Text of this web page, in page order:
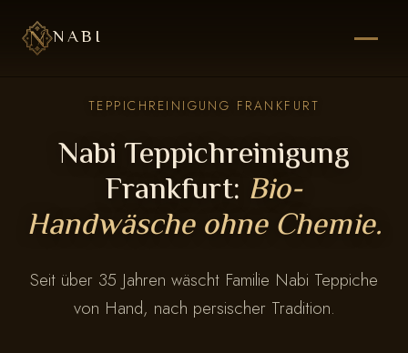
NABI
TEPPICHREINIGUNG FRANKFURT
Nabi Teppichreinigung
Frankfurt: Bio-
Handwäsche ohne Chemie.
Seit über 35 Jahren wäscht Familie Nabi Teppiche
von Hand, nach persischer Tradition.